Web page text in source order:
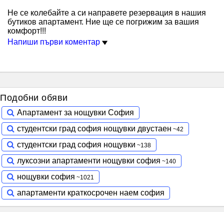
Не се колебайте а си направете резервация в нашия
бутиков апартамент. Ние ще се погрижим за вашия
комфорт!!!
Напиши първи коментар
Подобни обяви
Апартамент за нощувки София
студентски град софия нощувки двустаен
студентски град софия нощувки
луксозни апартаменти нощувки софия
нощувки софия
апартаменти краткосрочен наем софия